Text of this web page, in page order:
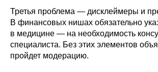
Третья проблема — дисклеймеры и
В финансовых нишах обязательно
в медицине — на необходимость
специалиста. Без этих элементов
пройдет модерацию.